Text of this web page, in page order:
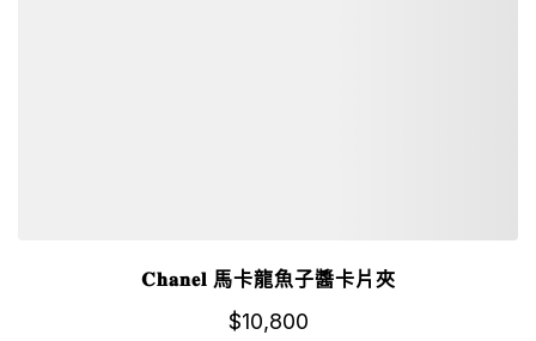
𝐂𝐡𝐚𝐧𝐞𝐥 馬卡龍魚子醬卡片夾
$10,800